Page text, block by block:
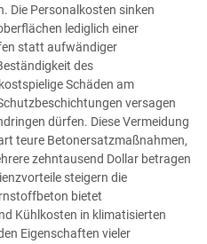
Die Personalkosten sinken
lediglich einer
statt aufwändiger
des
Schäden am
versagen
dürfen. Diese Vermeidung
teure Betonersatzmaßnahmen,
zehntausend Dollar betragen
steigern die
bietet
Kühlkosten in klimatisierten
Eigenschaften vieler